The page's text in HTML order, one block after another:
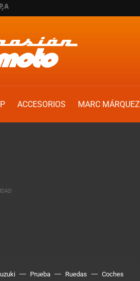
ACCESORIOS
MARC MÁRQUEZ
Prueba Ruedas Coches